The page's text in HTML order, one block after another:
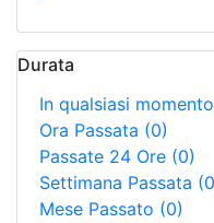
Durata
In qualsiasi momento
Ora Passata (0)
Passate 24 Ore (0)
Settimana Passata
Mese Passato (0)